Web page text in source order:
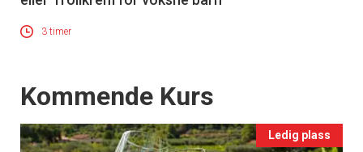
3 timer
Events
Kommende Kurs
Ledig plass